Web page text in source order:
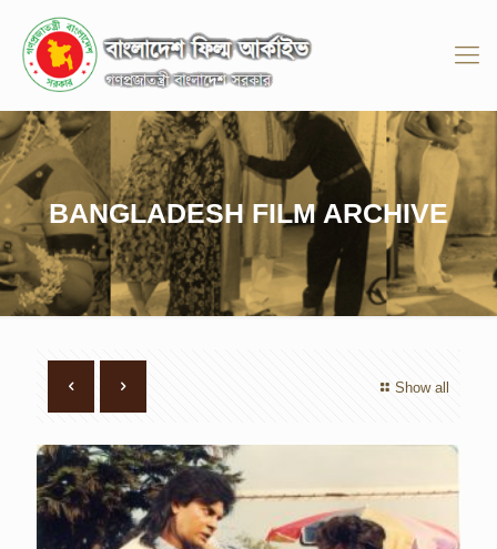
BANGLADESH FILM ARCHIVE
Show all